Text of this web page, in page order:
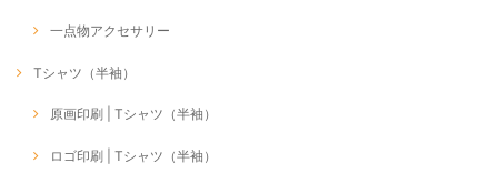
一点物アクセサリー
Tシャツ（半袖）
原画印刷 | Tシャツ（半袖）
ロゴ印刷 | Tシャツ（半袖）